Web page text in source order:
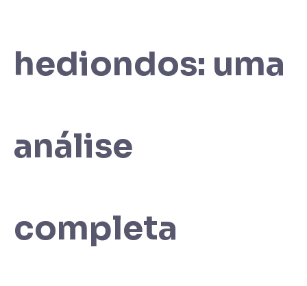
hediondos: uma
análise
completa